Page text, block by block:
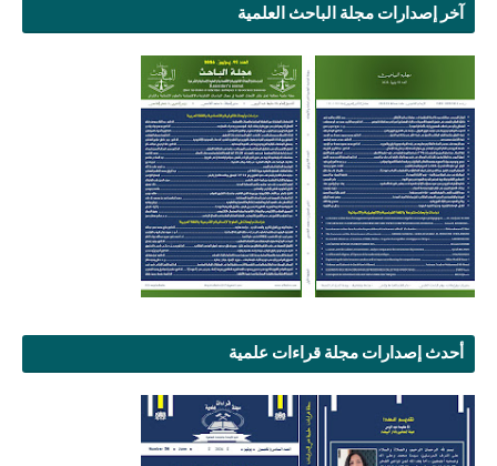
آخر إصدارات مجلة الباحث العلمية
أحدث إصدارات مجلة قراءات علمية